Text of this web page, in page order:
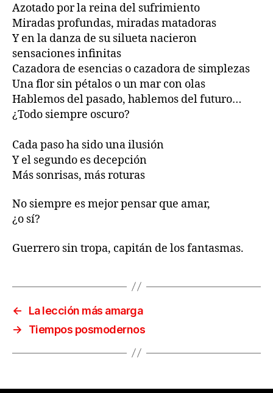
Azotado por la reina del sufrimiento
Miradas profundas, miradas matadoras
Y en la danza de su silueta nacieron
sensaciones infinitas
Cazadora de esencias o cazadora de simplezas
Una flor sin pétalos o un mar con olas
Hablemos del pasado, hablemos del futuro…
¿Todo siempre oscuro?
Cada paso ha sido una ilusión
Y el segundo es decepción
Más sonrisas, más roturas
No siempre es mejor pensar que amar,
¿o sí?
Guerrero sin tropa, capitán de los fantasmas.
←
La lección más amarga
→
Tiempos posmodernos